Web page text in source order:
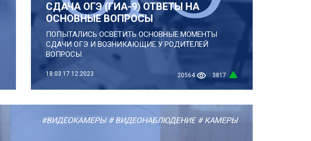
СДАЧА ОГЭ (ГИА-9) ОТВЕТЫ НА
ОСНОВНЫЕ ВОПРОСЫ
ПОПЫТАЛИСЬ ОСВЕТИТЬ ОСНОВНЫЕ МОМЕНТЫ
СДАЧИ ОГЭ И ВОЗНИКАЮЩИЕ У РОДИТЕЛЕЙ
ВОПРОСЫ.
18:03 17.12.2023 20564 3817
#ВИДЕОКАМЕРЫ # ВИДЕОНАБЛЮДЕНИЕ # КАМЕРЫ